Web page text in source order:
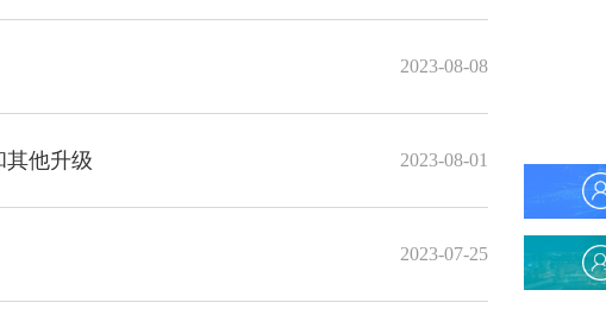
2023-08-08
其他升级 2023-08-01
2023-07-25